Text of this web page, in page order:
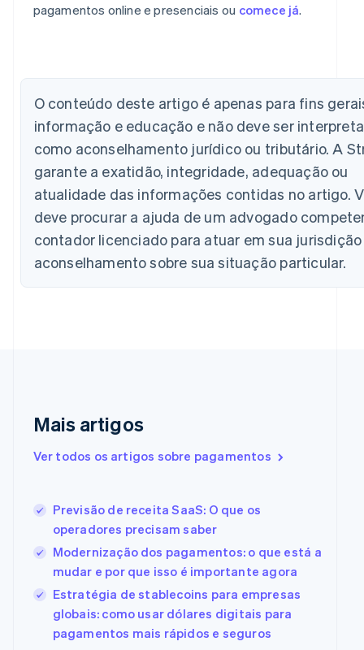
pagamentos online e presenciais ou comece já.
O conteúdo deste artigo é apenas para fins
informação e educação e não deve ser
como aconselhamento jurídico ou tributário. A
garante a exatidão, integridade, adequação ou
atualidade das informações contidas no artigo.
deve procurar a ajuda de um advogado
contador licenciado para atuar em sua
aconselhamento sobre sua situação particular.
Mais artigos
Ver todos os artigos sobre pagamentos
Previsão de receita SaaS: O que os
operadores precisam saber
Modernização dos pagamentos: o que está a
mudar e por que isso é importante agora
Estratégia de stablecoins para empresas
globais: como usar dólares digitais para
pagamentos mais rápidos e seguros
Alemanha
Áustria
Bélgica
NederlandsFrançaisDeutschEnglish
Brasil
Bulgária
English
EnglishFrançais
China continental
简体中文
Chipre
English
English
EnglishItaliano
Estados Unidos
Español 简体中文
Estônia
English
Finlândia
English Svenska
FrançaisEnglish
Gibraltar